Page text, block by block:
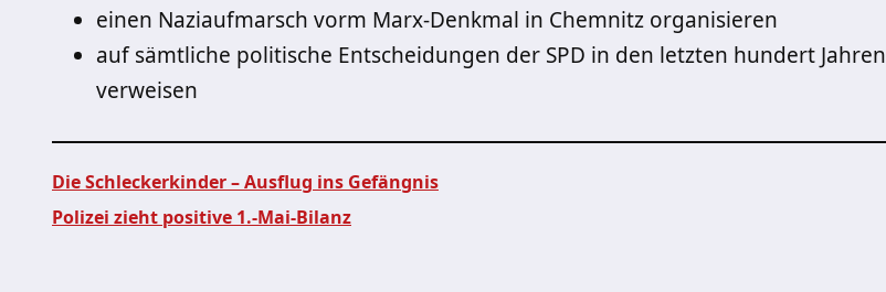
einen Naziaufmarsch vorm Marx-Denkmal in Chemnitz organisieren
auf sämtliche politische Entscheidungen der SPD in den letzten hundert Jahren
verweisen
Die Schleckerkinder – Ausflug ins Gefängnis
Polizei zieht positive 1.-Mai-Bilanz